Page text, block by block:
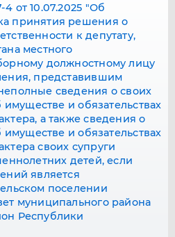
от 10.07.2025 "Об
принятия решения о
к депутату,
местного
должностному лицу
представившим
сведения о своих
имуществе и обязательствах
а также сведения о
имуществе и обязательствах
своих супруги
детей, если
является
поселении
муниципального района
Республики